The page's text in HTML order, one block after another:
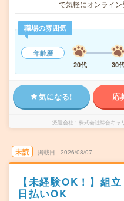
で気軽にオンライ
職場の雰囲気
年齢層
20代
30
気になる! 応
派遣会社 株式会社綜合キャ
未読 掲載日 2026/08/07
【未経験OK！】組
日払いOK